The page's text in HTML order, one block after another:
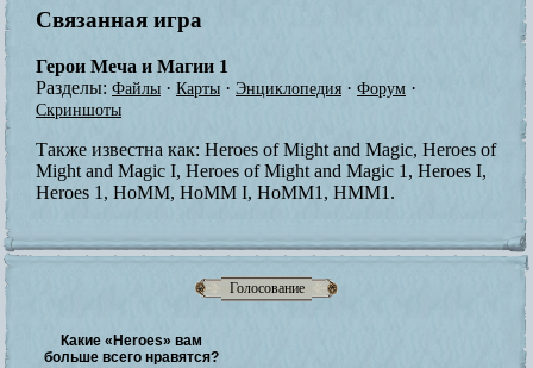
Голосование
Какие «Heroes» вам
больше всего нравятся?
Связанная игра
Герои Меча и Магии 1
Разделы: Файлы · Карты · Энциклопедия · Форум ·
Скриншоты
Также известна как: Heroes of Might and Magic, Heroes of
Might and Magic I, Heroes of Might and Magic 1, Heroes I,
Heroes 1, HoMM, HoMM I, HoMM1, HMM1.